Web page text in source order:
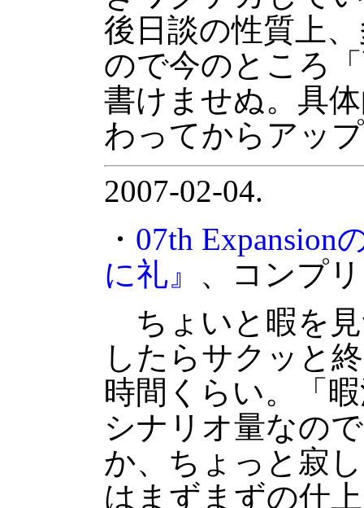
後日談の性質上
ので今のところ
書けませぬ。具
わってからアッ
2007-02-04.
・ 07th Expansion
に礼』 、コンプ
ちょいと暇を
したらサクッと
時間くらい。「
シナリオ量なの
か、ちょっと寂
はまずまずの仕